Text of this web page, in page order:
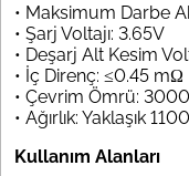
• Maksimum Darbe
• Şarj Voltajı: 3.65V
• Deşarj Alt Kesim
• İç Direnç: ≤0.45 mΩ
• Çevrim Ömrü:
• Ağırlık: Yaklaşık
Kullanım Alanları